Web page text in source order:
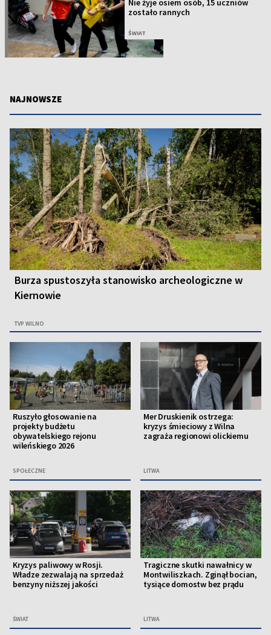
Nie żyje osiem osób, 15 uczniów
zostało rannych
ŚWIAT
NAJNOWSZE
Burza spustoszyła stanowisko archeologiczne w
Kiernowie
TVP WILNO
Ruszyło głosowanie na
projekty budżetu
obywatelskiego rejonu
wileńskiego 2026
SPOŁECZNE
Mer Druskienik ostrzega:
kryzys śmieciowy z Wilna
zagraża regionowi olickiemu
LITWA
Kryzys paliwowy w Rosji.
Władze zezwalają na sprzedaż
benzyny niższej jakości
ŚWIAT
Tragiczne skutki nawałnicy w
Montwiliszkach. Zginął bocian,
tysiące domostw bez prądu
LITWA